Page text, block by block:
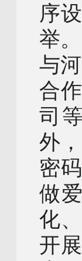
序
举
与
合
司
外
密
做
化
开